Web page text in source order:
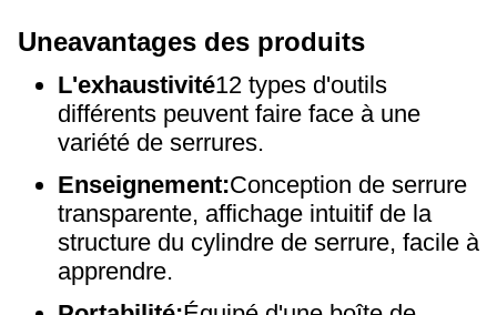
Uneavantages des produits
L'exhaustivité12 types d'outils
différents peuvent faire face à une
variété de serrures.
Enseignement:Conception de serrure
transparente, affichage intuitif de la
structure du cylindre de serrure, facile à
apprendre.